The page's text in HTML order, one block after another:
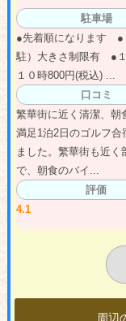
駐車場
●先着順になります ●
駐）大きさ制限有 ●
１０時800円(税込) ...
口コミ
繁華街に近く清潔、朝
満足1泊2日のゴルフ合
ました。繁華街も近く
で、朝食のバイ...
評価
4.1
周辺